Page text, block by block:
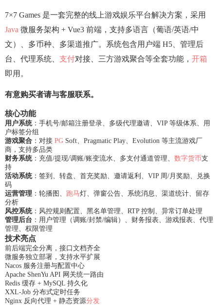
7×7 Games 是一套完整的线上游戏娱乐平台解决方案，采用
Java 微服务架构 + Vue3 前端，支持多语言（葡语/英语/中
文）、多币种、多渠道推广。系统包含用户端 H5、管理后
台、代理系统、 支付对接、三方游戏聚合等全套功能， 开箱
即用。
有意购买者请与客服联系。
核心功能
用户系统：手机号/邮箱注册登录、多级代理邀请、VIP 等级体系、用
户标签分组
游戏聚合 ：对接 PG Soft、Pragmatic Play、Evolution 等主流游戏厂
商，支持多品类
财务系统：充值/提现/调账/账变流水、多支付通道管理、 数字货币支
持
活动系统：签到、转盘、首充奖励、邀请返利、VIP 周/月奖励、兑换
码
运营管理 ：轮播图、 跑马灯、弹窗公告、系统消息、渠道统计、留存
分析
风控系统：风控规则配置、黑名单管理、RTP 控制、异常订单处理
管理后台 ：用户管理（调账/封禁/编辑）、财务报表、游戏报表、代理
管理、权限管理
技术亮点
前后端完全分离，接口文档齐全
微服务独立部署，支持水平扩展
Nacos 服务注册与配置中心
Apache ShenYu API 网关统一路由
Redis 缓存 + MySQL 持久化
XXL-Job 分布式定时任务
Nginx 反向代理 + 静态资源分发